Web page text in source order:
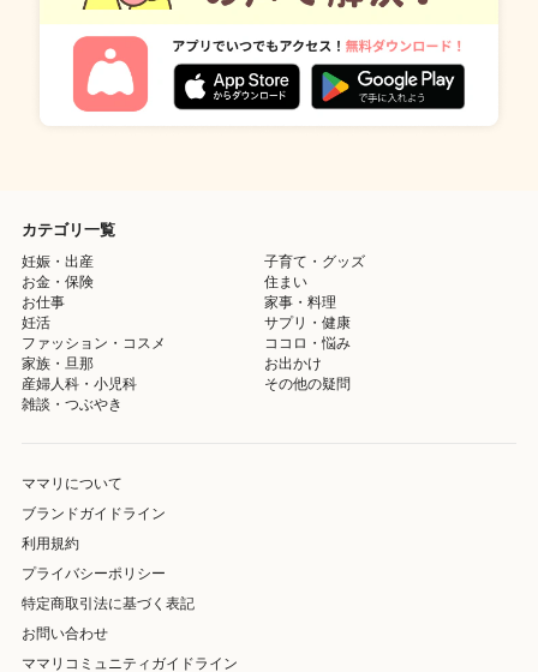
カテゴリ一覧
妊娠・出産
子育て・グッズ
お金・保険
住まい
お仕事
家事・料理
妊活
サプリ・健康
ファッション・コスメ
ココロ・悩み
家族・旦那
お出かけ
産婦人科・小児科
その他の疑問
雑談・つぶやき
ママリについて
ブランドガイドライン
利用規約
プライバシーポリシー
特定商取引法に基づく表記
お問い合わせ
ママリコミュニティガイドライン